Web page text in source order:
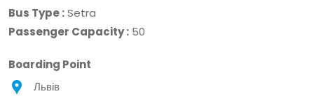
Bus Type :Setra
Passenger Capacity : 50
Boarding Point
Львів